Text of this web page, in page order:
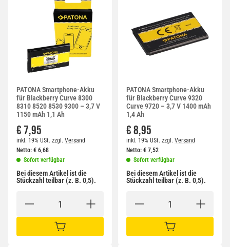
PATONA Smartphone-Akku
für Blackberry Curve 8300
8310 8520 8530 9300 – 3,7 V
1150 mAh 1,1 Ah
€ 7,95
inkl. 19% USt. zzgl. Versand
Netto: € 6,68
Sofort verfügbar
Bei diesem Artikel ist die
Stückzahl teilbar (z. B. 0,5).
IN DEN WARENKORB
PATONA Smartphone-Akku
für Blackberry Curve 9320
Curve 9720 – 3,7 V 1400 mAh
1,4 Ah
€ 8,95
inkl. 19% USt. zzgl. Versand
Netto: € 7,52
Sofort verfügbar
Bei diesem Artikel ist die
Stückzahl teilbar (z. B. 0,5).
IN DEN WARENKORB